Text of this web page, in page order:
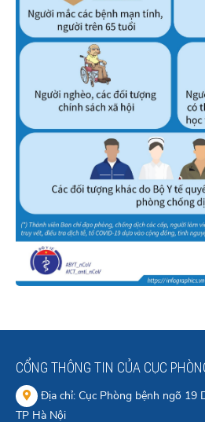
CỔNG THÔNG TIN CỦA CỤC
Địa chỉ: Cục Phòng bệnh ngõ 19
TP Hà Nội